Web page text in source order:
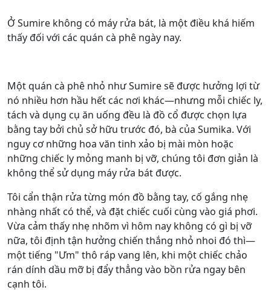
Ở Sumire không có máy rửa bát, là một điều khá hiếm
thấy đối với các quán cà phê ngày nay.
Một quán cà phê nhỏ như Sumire sẽ được hưởng lợi từ
nó nhiều hơn hầu hết các nơi khác—nhưng mỗi chiếc ly,
tách và dụng cụ ăn uống đều là đồ cổ được chọn lựa
bằng tay bởi chủ sở hữu trước đó, bà của Sumika. Với
nguy cơ những hoa văn tinh xảo bị mài mòn hoặc
những chiếc ly mỏng manh bị vỡ, chúng tôi đơn giản là
không thể sử dụng máy rửa bát được.
Tôi cẩn thận rửa từng món đồ bằng tay, cố gắng nhẹ
nhàng nhất có thể, và đặt chiếc cuối cùng vào giá phơi.
Vừa cảm thấy nhẹ nhõm vì hôm nay không có gì bị vỡ
nữa, tôi định tận hưởng chiến thắng nhỏ nhoi đó thì—
một tiếng "Ưm" thô ráp vang lên, khi một chiếc chảo
rán dính dầu mỡ bị đẩy thẳng vào bồn rửa ngay bên
cạnh tôi.